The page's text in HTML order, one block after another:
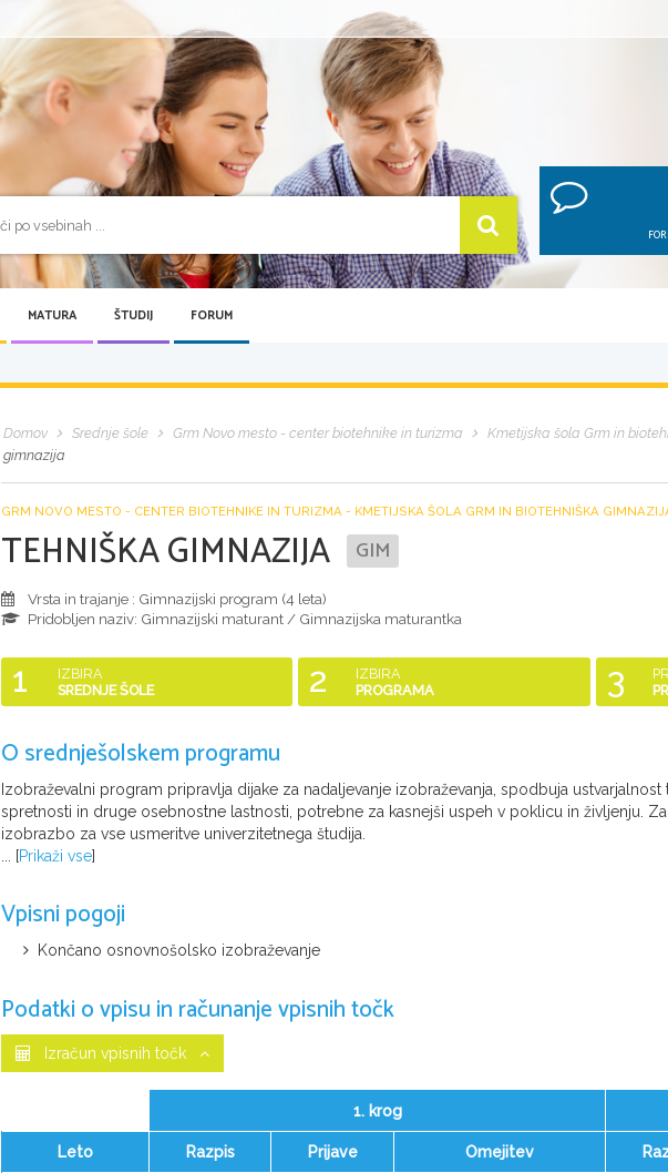
MATURA ŠTUDIJ FORUM
Domov Srednje šole Grm Novo mesto - center biotehnike in turizma Kmetijska šola Grm in
gimnazija
GRM NOVO MESTO - CENTER BIOTEHNIKE IN TURIZMA - KMETIJSKA ŠOLA GRM IN BIOTEHNIŠKA
TEHNIŠKA GIMNAZIJA GIM
Vrsta in trajanje : Gimnazijski program (4 leta)
Pridobljen naziv: Gimnazijski maturant / Gimnazijska maturantka
1
IZBIRA
SREDNJE ŠOLE
2
IZBIRA
PROGRAMA
3
O srednješolskem programu
Izobraževalni program pripravlja dijake za nadaljevanje izobraževanja, spodbuja
spretnosti in druge osebnostne lastnosti, potrebne za kasnejši uspeh v poklicu in življenju.
izobrazbo za vse usmeritve univerzitetnega študija.
... [Prikaži vse]
Vpisni pogoji
Končano osnovnošolsko izobraževanje
Podatki o vpisu in računanje vpisnih točk
Izračun vpisnih točk
1. krog
Leto Razpis Prijave Omejitev